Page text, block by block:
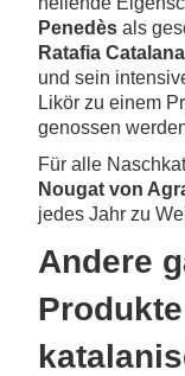
Penedès als
Ratafia Catalana
und sein
Likör zu einem
genossen
Für alle
Nougat von
jedes Jahr zu
Andere